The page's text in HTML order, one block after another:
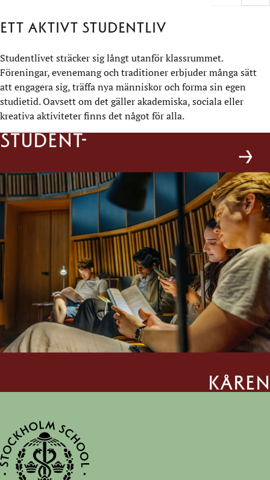
Ett aktivt studentliv
Studentlivet sträcker sig långt utanför klassrummet.
Föreningar, evenemang och traditioner erbjuder många sätt
att engagera sig, träffa nya människor och forma sin egen
studietid. Oavsett om det gäller akademiska, sociala eller
kreativa aktiviteter finns det något för alla.
Student-
kåren